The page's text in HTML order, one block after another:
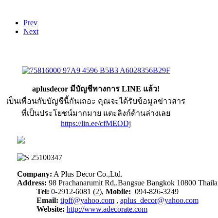
Prev
Next
aplusdecor มีบัญชีทางการ LINE แล้ว!
เป็นเพื่อนกับบัญชีนี้กันเถอะ คุณจะได้รับข้อมูลข่าวสาร
ที่เป็นประโยชน์มากมาย แตะลิงก์ด้านล่างเลย
https://lin.ee/cfMEODj
Company: A Plus Decor Co.,Ltd.
Address: 98 Prachanarumit Rd,.Bangsue Bangkok 10800
Tel: 0-2912-6081 (2), Mobile: 094-826-3249
Email: tipff@yahoo.com, aplus_decor@yahoo.com
Website: http://www.adecorate.com